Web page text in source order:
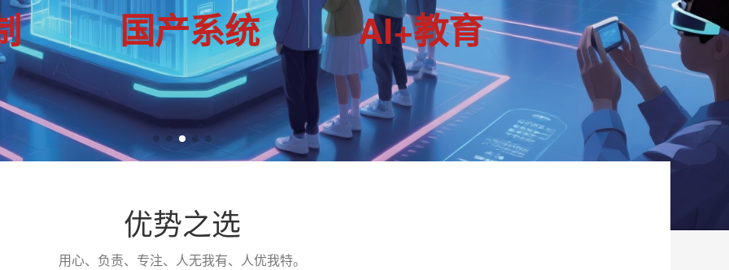
国产系统 AI+教育
优势之选
用心、负责、专注、人无我有、人优我特。